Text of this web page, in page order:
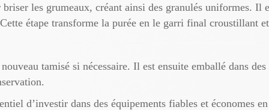
les grumeaux, créant ainsi des granulés uniformes. Il
étape transforme la purée en le garri final croustillant
tamisé si nécessaire. Il est ensuite emballé dans
d’investir dans des équipements fiables et économes